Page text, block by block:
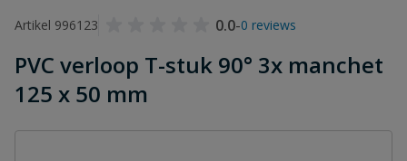
Artikel 996123
0.0-0 reviews
PVC verloop T-stuk 90° 3x manchet
125 x 50 mm